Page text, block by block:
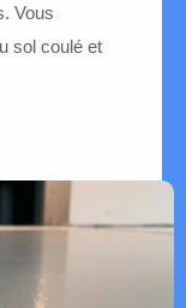
Vous
sol coulé et